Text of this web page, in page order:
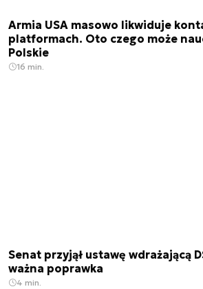
Armia USA masowo likwiduje
platformach. Oto czego może
Polskie
16 min.
Senat przyjął ustawę wdrażającą
ważna poprawka
4 min.